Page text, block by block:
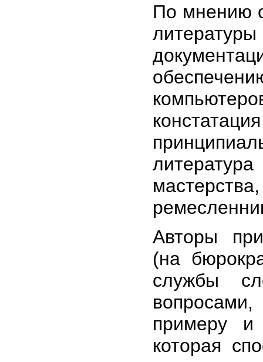
По мнению
Авторы
(на
службы
примеру и
которая